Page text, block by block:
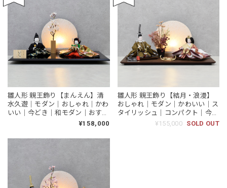
雛人形 親王飾り【まんえん】清
水久遊｜モダン｜おしゃれ｜かわ
いい｜今どき｜和モダン｜おすす
¥158,000
雛人形 親王飾り【結月・浪漫】
おしゃれ｜モダン｜かわいい｜ス
タイリッシュ｜コンパクト｜今ど
き｜和モダン｜ひな人形｜おひな
¥155,000 SOLD OUT